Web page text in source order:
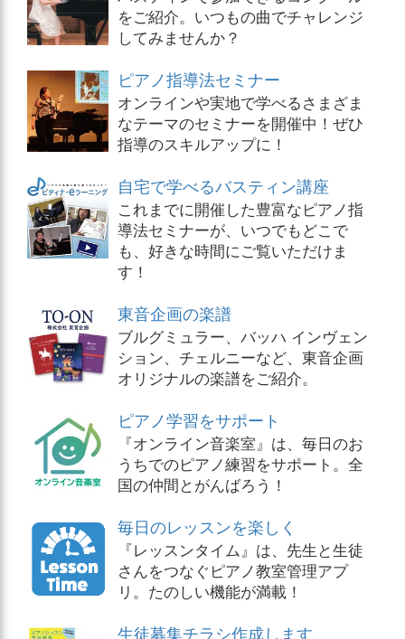
をご紹介。いつもの曲でチャレンジ
してみませんか？
ピアノ指導法セミナー
オンラインや実地で学べるさまざま
なテーマのセミナーを開催中！ぜひ
指導のスキルアップに！
自宅で学べるバスティン講座
これまでに開催した豊富なピアノ指
導法セミナーが、いつでもどこで
も、好きな時間にご覧いただけま
す！
東音企画の楽譜
ブルグミュラー、バッハ インヴェン
ション、チェルニーなど、東音企画
オリジナルの楽譜をご紹介。
ピアノ学習をサポート
『オンライン音楽室』は、毎日のお
うちでのピアノ練習をサポート。全
国の仲間とがんばろう！
毎日のレッスンを楽しく
『レッスンタイム』は、先生と生徒
さんをつなぐピアノ教室管理アプ
リ。たのしい機能が満載！
生徒募集チラシ作成します